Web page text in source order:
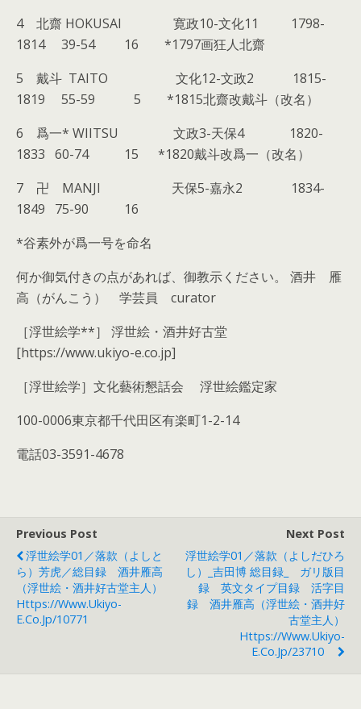
4 北齋 HOKUSAI 寛政10-文化11 1798-
1814 39-54 16 *1797画狂人北齋
5 戴斗 TAITO 文化12-文政2 1815-
1819 55-59 5 *1815北齋改戴斗（改名）
6 爲一* WIITSU 文政3-天保4 1820-
1833 60-74 15 *1820戴斗改爲一（改名）
7 卍 MANJI 天保5-嘉永2 1834-
1849 75-90 16
*谷素外が爲一号を命名
何か御気付きの点があれば、御教示ください。 酒井 雁
高（がんこう） 学芸員 curator
［浮世絵学**］ 浮世絵・酒井好古堂
[https://www.ukiyo-e.co.jp]
［浮世絵学］文化藝術懇話会 浮世絵鑑定家
100-0006東京都千代田区有楽町1-2-14
電話03-3591-4678
Previous Post
浮世絵学01／落款（よしと
ら）芳虎／総目録 酒井雁高
（浮世絵・酒井好古堂主人）
Https://www.ukiyo-
E.co.jp/10771
Next Post
浮世絵学01／落款（よしだひろ
し）_吉田博 総目録_ ガリ版目
録 英文タイプ目録 活字目
録 酒井雁高（浮世絵・酒井好
古堂主人）
Https://www.ukiyo-
E.co.jp/23710